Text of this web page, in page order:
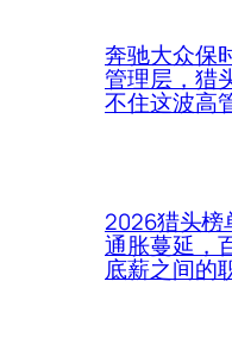
奔驰大众保
管理层，猎
不住这波高
2026猎头榜
通胀蔓延，
底薪之间的